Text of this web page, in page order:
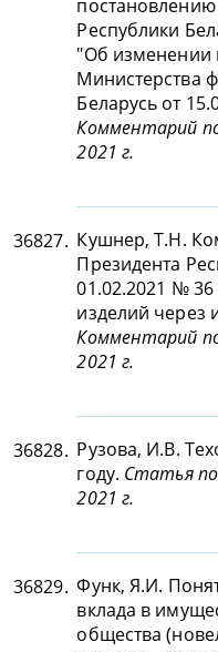
Республики
"Об изменении
Министерства
Беларусь от
Комментарий
2021 г.
36827. Кушнер, Т.Н.
Президента
01.02.2021 №
изделий через
Комментарий
2021 г.
36828. Рузова, И.В.
году. Статья
2021 г.
36829. Функ, Я.И.
вклада в
общества